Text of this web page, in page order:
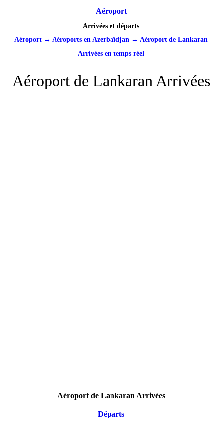
Aéroport
Arrivées et départs
Aéroport → Aéroports en Azerbaïdjan → Aéroport de Lankaran
Arrivées en temps réel
Aéroport de Lankaran Arrivées
Aéroport de Lankaran Arrivées
Départs